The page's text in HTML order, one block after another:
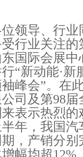
领导、行
行业关注
国际会展
“新动能·
峰会”。在
司及第98
表示热烈
半年，我国
，产销分别